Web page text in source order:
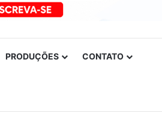
PRODUÇÕES CONTATO